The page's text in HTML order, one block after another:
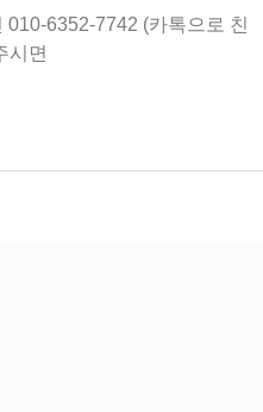
6352-7742 (카톡으로 친
시면